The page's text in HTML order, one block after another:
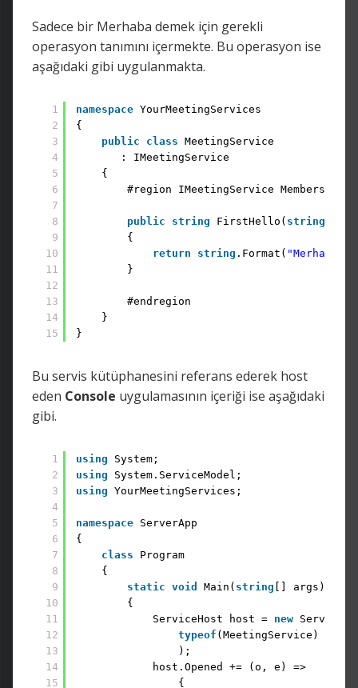
Sadece bir Merhaba demek için gerekli
operasyon tanımını içermekte. Bu operasyon ise
aşağıdaki gibi uygulanmakta.
1
2
3
4
5
6
7
8
9
10
11
12
13
14
15
namespace YourMeetingServices
{
public
class MeetingService
: IMeetingService
{
#region IMeetingService Members
public string FirstHello( string
{
return
string .Format( "Merhaba
}
#endregion
}
}
Bu servis kütüphanesini referans ederek host
eden Console uygulamasının içeriği ise aşağıdaki
gibi.
1
2
3
4
5
6
7
8
9
10
11
12
13
14
15
using
System;
using
System.ServiceModel;
using YourMeetingServices;
namespace ServerApp
{
class
Program
{
static void Main( string [] args)
{
ServiceHost host = new
typeof (MeetingService)
);
host.Opened += (o, e) =>
{